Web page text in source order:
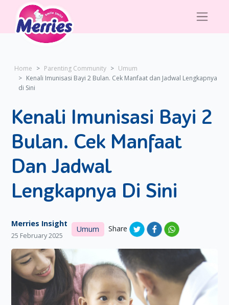
Home Parenting Community
Umum
Kenali Imunisasi Bayi 2 Bulan. Cek Manfaat dan Jadwal Lengkapnya
di Sini
Kenali Imunisasi Bayi 2
Bulan. Cek Manfaat
Dan Jadwal
Lengkapnya Di Sini
Merries Insight
25 February 2025
Umum Share